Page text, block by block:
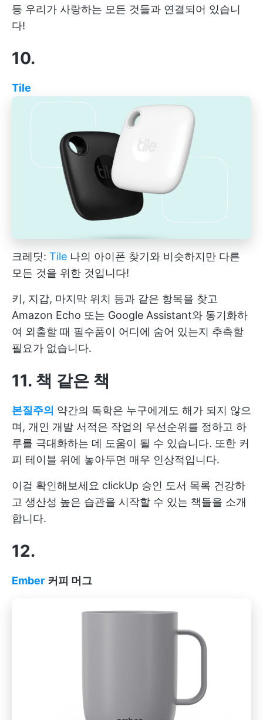
등 우리가 사랑하는 모든 것들과 연결되어 있습니
다!
10.
Tile
크레딧: Tile 나의 아이폰 찾기와 비슷하지만 다른
모든 것을 위한 것입니다!
키, 지갑, 마지막 위치 등과 같은 항목을 찾고
Amazon Echo 또는 Google Assistant와 동기화하
여 외출할 때 필수품이 어디에 숨어 있는지 추측할
필요가 없습니다.
11. 책 같은 책
본질주의 약간의 독학은 누구에게도 해가 되지 않으
며, 개인 개발 서적은 작업의 우선순위를 정하고 하
루를 극대화하는 데 도움이 될 수 있습니다. 또한 커
피 테이블 위에 놓아두면 매우 인상적입니다.
이걸 확인해보세요 clickUp 승인 도서 목록 건강하
고 생산성 높은 습관을 시작할 수 있는 책들을 소개
합니다.
12.
Ember 커피 머그